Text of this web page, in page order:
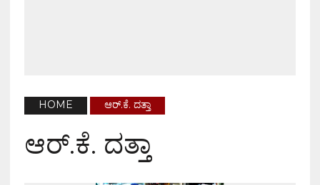
HOME ಆರ್.ಕೆ. ದತ್ತಾ
ಆರ್.ಕೆ. ದತ್ತಾ